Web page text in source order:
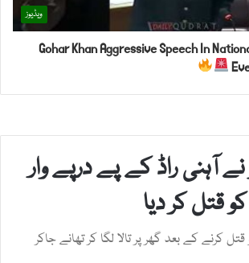
ویڈیوز
Gohar Khan Aggressive Speech In